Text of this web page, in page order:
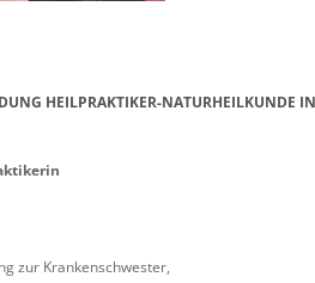
HEILPRAKTIKER-NATURHEILKUNDE
zur Krankenschwester,